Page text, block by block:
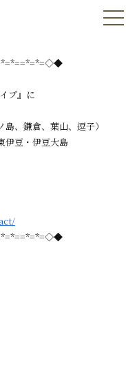
ブ』に
、鎌倉、葉山、逗子）
伊豆・伊豆大島